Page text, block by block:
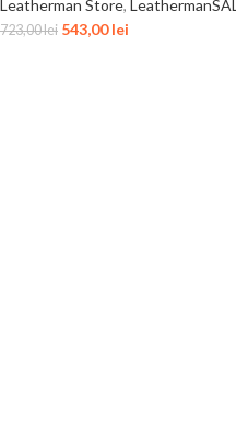
Leatherman Store,
723,00lei 543,00lei